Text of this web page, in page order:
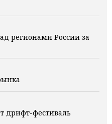
регионами России за
дрифт-фестиваль